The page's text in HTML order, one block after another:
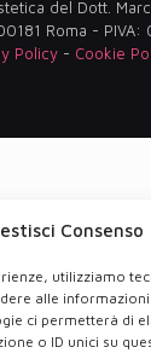
Consenso
utilizziamo
alle
ci permetterà di
o ID unici su
del Dott.
Roma - PIVA:
Policy - Cookie